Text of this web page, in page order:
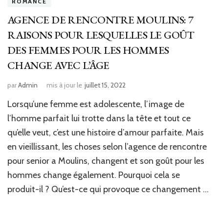
AGENCE DE RENCONTRE MOULINS: 7
RAISONS POUR LESQUELLES LE GOÛT
DES FEMMES POUR LES HOMMES
CHANGE AVEC L’ÂGE
parAdmin mis à jour le juillet 15, 2022
Lorsqu’une femme est adolescente, l’image de
l’homme parfait lui trotte dans la tête et tout ce
qu’elle veut, c’est une histoire d’amour parfaite. Mais
en vieillissant, les choses selon l’agence de rencontre
pour senior a Moulins, changent et son goût pour les
hommes change également. Pourquoi cela se
produit-il ? Qu’est-ce qui provoque ce changement …